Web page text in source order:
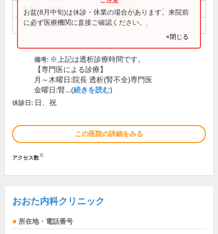
8:45～14:00 ● ●
8:45～18:00 ● ●
お盆(8月中旬)は休診・休業の場合があります。来院前
に必ず医療機関に直接ご確認ください。
×閉じる
備考: ※上記は透析診療時間です。
【専門医による診療】
月～木曜日:院長 透析(腎不全)専門医
金曜日:腎...(続きを読む)
休診日: 日、祝
この医院の詳細をみる
アクセス数※
おおた内科クリニック
所在地・電話番号